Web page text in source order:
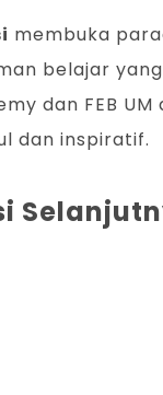
membuka
belajar
dan FEB
dan inspiratif.